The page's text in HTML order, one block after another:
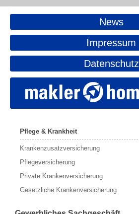
News
Impressum
Datenschutz
Pflege & Krankheit
Krankenzusatzversicherung
Pflegeversicherung
Private Krankenversicherung
Gesetzliche Krankenversicherung